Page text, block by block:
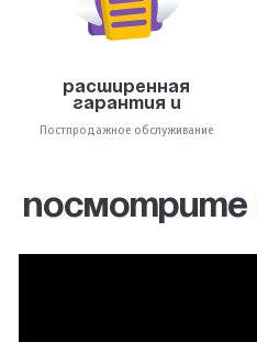
Расширенная
гарантия и
Постпродажное обслуживание
ПОСМОТРИТЕ